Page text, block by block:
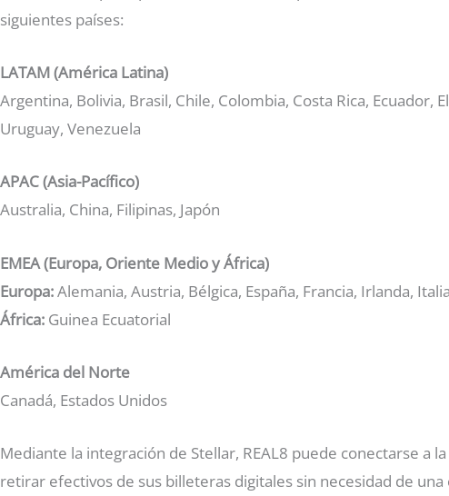
siguientes países:
LATAM (América Latina)
Argentina, Bolivia, Brasil, Chile, Colombia, Costa Rica, Ecuador,
Uruguay, Venezuela
APAC (Asia-Pacífico)
Australia, China, Filipinas, Japón
EMEA (Europa, Oriente Medio y África)
Europa:Alemania, Austria, Bélgica, España, Francia, Irlanda,
África: Guinea Ecuatorial
América del Norte
Canadá, Estados Unidos
Mediante la integración de Stellar, REAL8 puede conectarse a
retirar efectivos de sus billeteras digitales sin necesidad de